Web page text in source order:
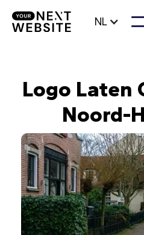
NL
Logo Laten
Noord-